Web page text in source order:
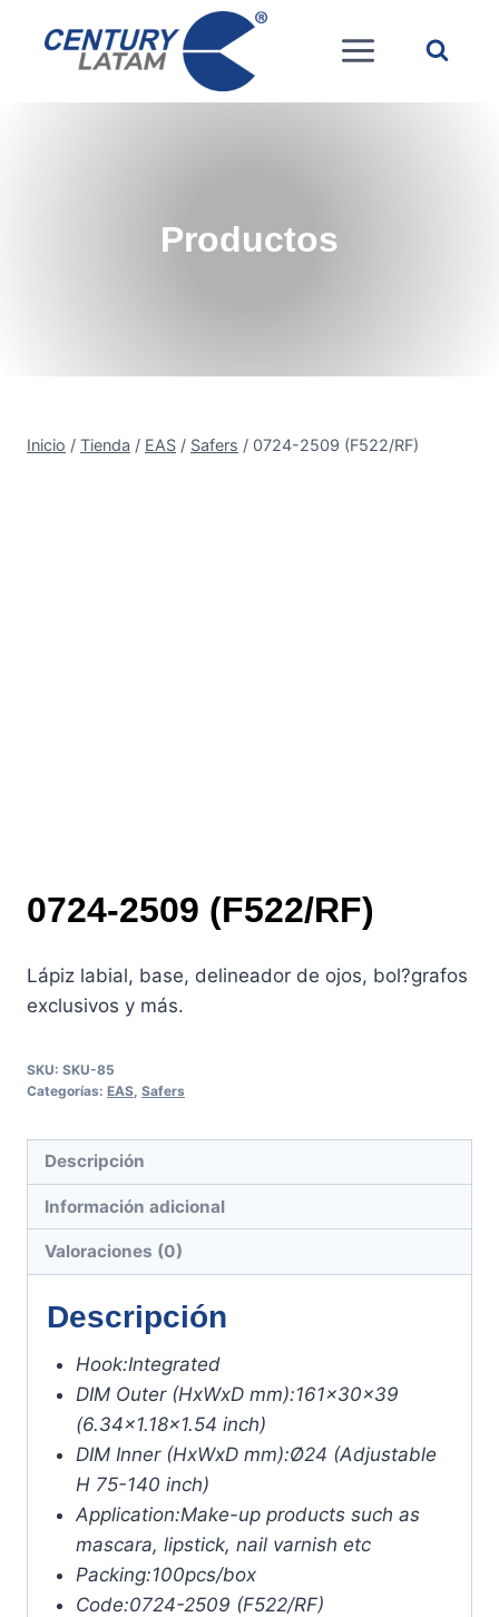
contenido
Productos
Inicio / Tienda / EAS / Safers / 0724-2509 (F522/RF)
0724-2509 (F522/RF)
Lápiz labial, base, delineador de ojos, bol?grafos
exclusivos y más.
SKU: SKU-85
Categorías: EAS Safers
Descripción
Información adicional
Valoraciones (0)
Descripción
Hook:Integrated
DIM Outer (HxWxD mm):161x30x39
(6.34×1.18×1.54 inch)
DIM Inner (HxWxD mm):Ø24 (Adjustable
H 75-140 inch)
Application:Make-up products such as
mascara, lipstick, nail varnish etc
Packing:100pcs/box
Code:0724-2509 (F522/RF)